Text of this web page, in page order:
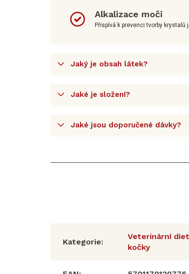
Alkalizace moči
Přispívá k prevenci tvorby
Jaký je obsah látek?
Jaké je složení?
Jaké jsou doporučené dávky?
Kategorie:
Veterinární
kočky